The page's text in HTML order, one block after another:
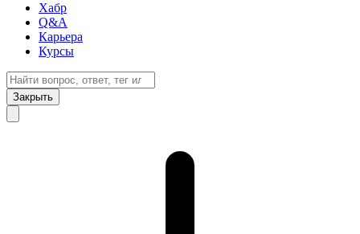
Хабр
Q&A
Карьера
Курсы
Закрыть